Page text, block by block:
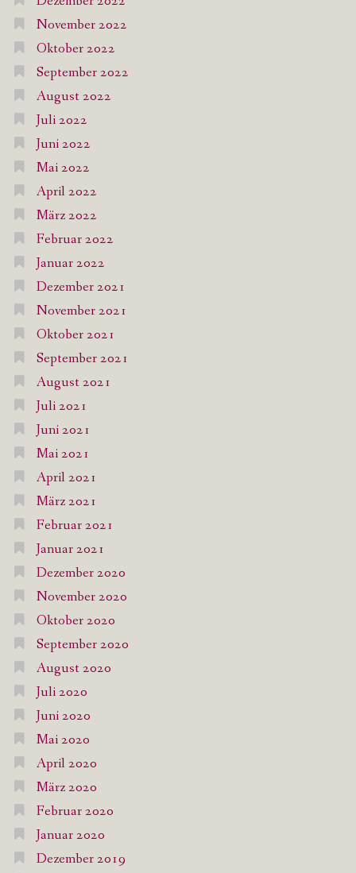
November 2022
Oktober 2022
September 2022
August 2022
Juli 2022
Juni 2022
Mai 2022
April 2022
März 2022
Februar 2022
Januar 2022
Dezember 2021
November 2021
Oktober 2021
September 2021
August 2021
Juli 2021
Juni 2021
Mai 2021
April 2021
März 2021
Februar 2021
Januar 2021
Dezember 2020
November 2020
Oktober 2020
September 2020
August 2020
Juli 2020
Juni 2020
Mai 2020
April 2020
März 2020
Februar 2020
Januar 2020
Dezember 2019